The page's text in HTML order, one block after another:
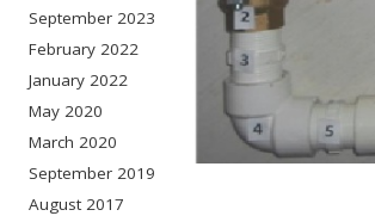
September 2023
February 2022
January 2022
May 2020
March 2020
September 2019
August 2017